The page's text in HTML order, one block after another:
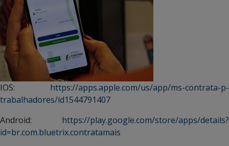
IOS: https://apps.apple.com/us/app/ms-contrata-p-
trabalhadores/id1544791407
Android: https://play.google.com/store/apps/details?
id=br.com.bluetrix.contratamais